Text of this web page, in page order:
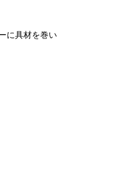
に具材を巻い